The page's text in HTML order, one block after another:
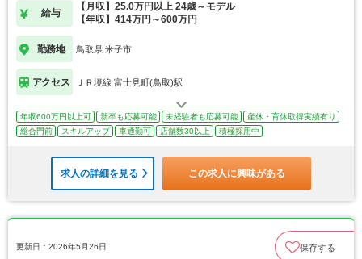
給与
【月収】25.0万円以上 24歳～モデル
【年収】414万円～600万円
勤務地 鳥取県 米子市
アクセス ＪＲ境線 富士見町(鳥取)駅
年収600万円以上可 新卒も応募可能 未経験者も応募可能
産休・育休取得実績有り
総合門前
スキルアップ 車通勤可 店舗数30以上 積極採用中
求人の詳細を見る この求人に興味がある
更新日：2026年5月26日 保存する